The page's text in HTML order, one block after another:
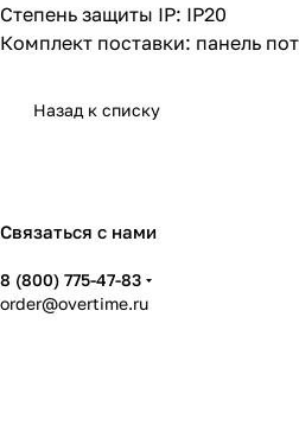
Степень защиты IP: IP20
Комплект поставки: панель
Назад к списку
Связаться с нами
8 (800) 775-47-83
order@overtime.ru